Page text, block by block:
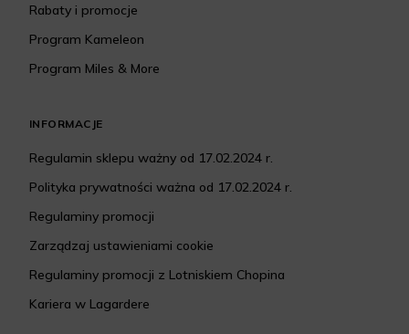
Rabaty i promocje
Program Kameleon
Program Miles & More
INFORMACJE
Regulamin sklepu ważny od 17.02.2024 r.
Polityka prywatności ważna od 17.02.2024 r.
Regulaminy promocji
Zarządzaj ustawieniami cookie
Regulaminy promocji z Lotniskiem Chopina
Kariera w Lagardere